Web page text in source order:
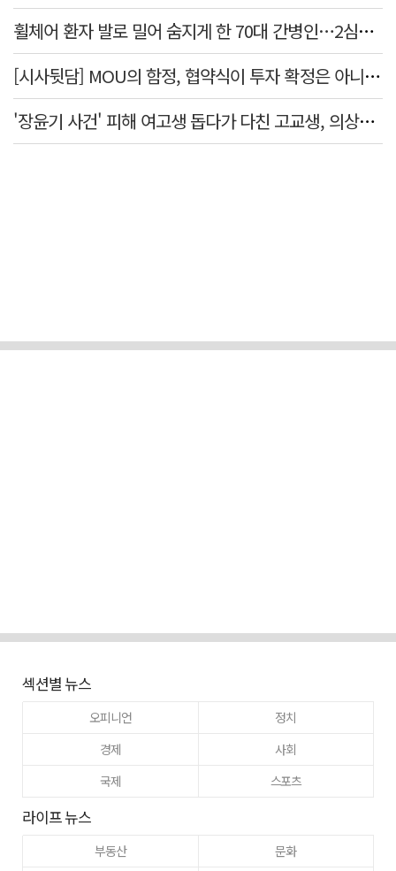
휠체어 환자 발로 밀어 숨지게 한 70대 간병인…2심도 집행유예
[시사뒷담] MOU의 함정, 협약식이 투자 확정은 아니긴 해
'장윤기 사건' 피해 여고생 돕다가 다친 고교생, 의상자 인정
섹션별 뉴스
오피니언
정치
경제
사회
국제
스포츠
라이프 뉴스
부동산 문화